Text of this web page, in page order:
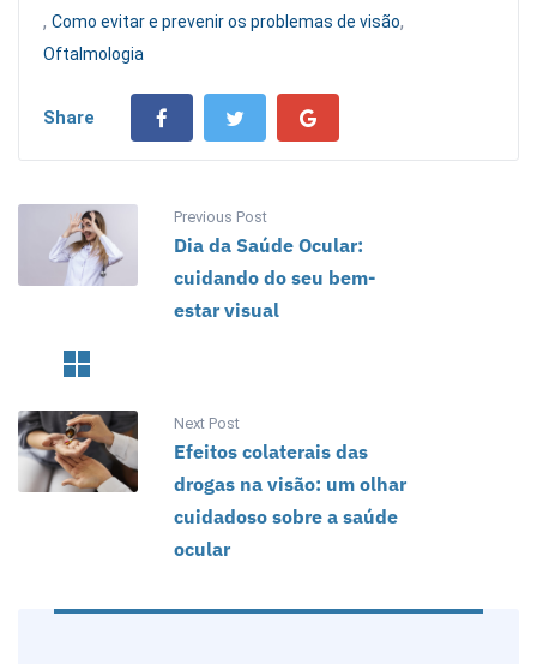
, Como evitar e prevenir os problemas de visão,
Oftalmologia
Share
Previous Post
Dia da Saúde Ocular:
cuidando do seu bem-
estar visual
Next Post
Efeitos colaterais das
drogas na visão: um olhar
cuidadoso sobre a saúde
ocular